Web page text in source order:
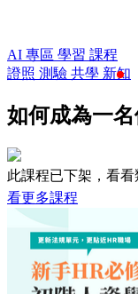
AI 專區 學習 課程
證照 測驗 共學 新知
如何成為一
此課程已下架，看看
看更多課程